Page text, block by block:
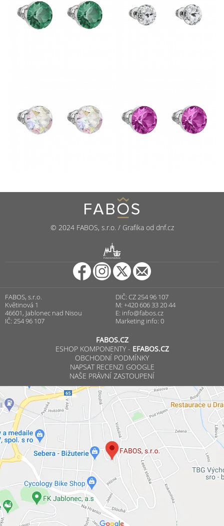
© 2024 FABOS, s.r.o. / Grafika od dnf.cz
PUNCOVNÍ ÚŘAD
FABOS, s.r.o.
Květinová 1
46601, Jablonec nad Nisou
IČ: 254 96 107
DIČ: CZ 254 96 107
M: +420 606 33 20 44
E: info@fabos.cz
Marketing info: 0
FABOS.CZ
ESHOP KOMPONENTY - EFABOS.CZ
OBCHODNÍ PODMÍNKY
NAPSAT RECENZI GOOGLE
NAŠE PRÁVNÍ ZASTOUPENÍ